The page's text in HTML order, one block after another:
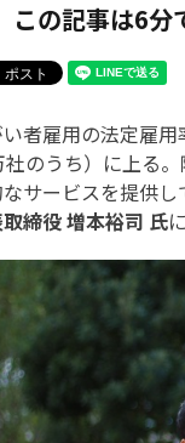
この記事は6分
者雇用の法定雇
社のうち）に上る
サービスを提供し
締役 増本裕司 氏